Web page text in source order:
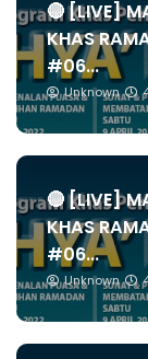
🔴 [LIVE]
KHAS
#06...
Unknown
🔴 [LIVE]
KHAS
#06...
Unknown